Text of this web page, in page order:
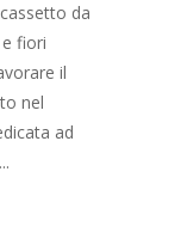
da
fiori
il
nel
ad